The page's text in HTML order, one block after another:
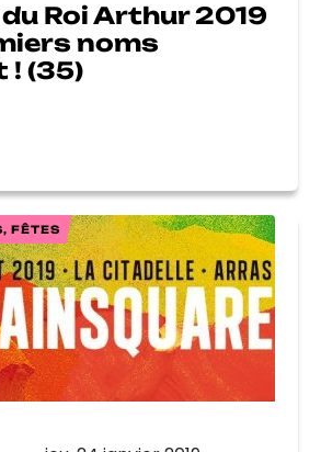
Roi Arthur 2019
noms
! (35)
FÊTES